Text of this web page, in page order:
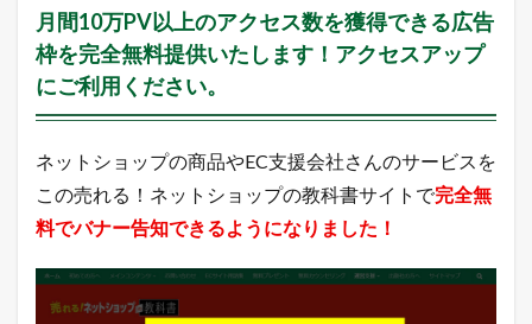
（
土
）
6
本
の
主
要
モ
ル
イ
月間10万PV以上のアクセス数を獲得できる広告
枠を完全無料提供いたします！アクセスアップ
にご利用ください。
ネットショップの商品やEC支援会社さんのサービスを
この売れる！ネットショップの教科書サイトで完全無
料でバナー告知できるようになりました！